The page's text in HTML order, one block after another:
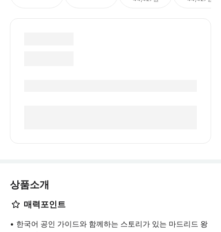
상품소개
매력포인트
한국어 공인 가이드와 함께하는 스토리가 있는 마드리드 왕